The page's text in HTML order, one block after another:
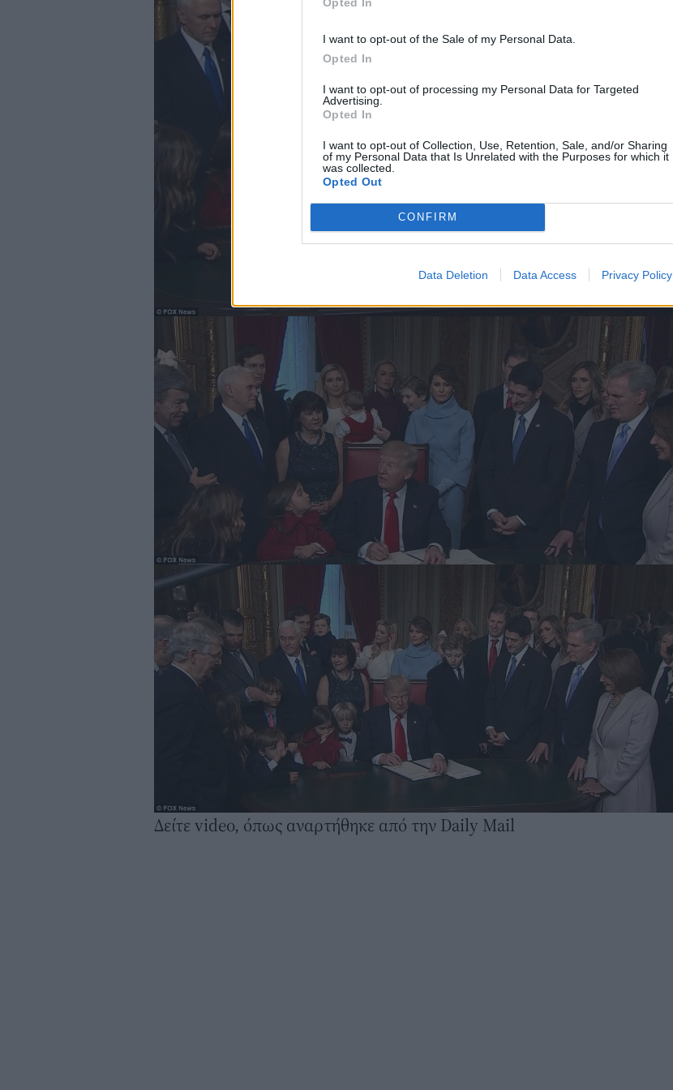
I want to opt-out of the Sale of my Personal Data.
Opted In
I want to opt-out of processing my Personal Data for Targeted
Advertising.
Opted In
I want to opt-out of Collection, Use, Retention, Sale, and/or Sharing
of my Personal Data that Is Unrelated with the Purposes for which it
was collected.
Opted Out
CONFIRM
Data Deletion Data Access Privacy Policy
Δείτε video, όπως αναρτήθηκε από την Daily Mail